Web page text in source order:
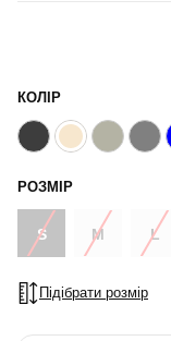
КОЛІР
РОЗМІР
S M L
Підібрати розмір